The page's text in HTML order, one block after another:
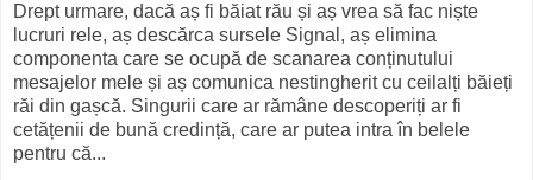
Drept urmare, dacă aș fi băiat rău și aș vrea să fac niște
lucruri rele, aș descărca sursele Signal, aș elimina
componenta care se ocupă de scanarea conținutului
mesajelor mele și aș comunica nestingherit cu ceilalți băieți
răi din gașcă. Singurii care ar rămâne descoperiți ar fi
cetățenii de bună credință, care ar putea intra în belele
pentru că...